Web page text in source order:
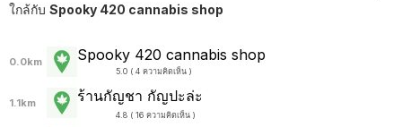
ใกล้กับ Spooky 420 cannabis shop
0.0km Spooky 420 cannabis shop
5.0 ( 4 ความคิดเห็น )
1.1km ร้านกัญชา กัญปะล่ะ
4.8 ( 16 ความคิดเห็น )